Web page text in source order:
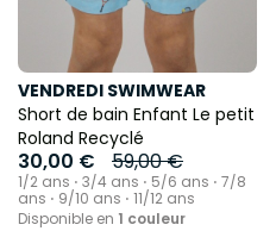
VENDREDI SWIMWEAR
Short de bain Enfant Le petit
Roland Recyclé
30,00 € 59,00 €
1/2 ans ⋅ 3/4 ans ⋅ 5/6 ans ⋅ 7/8
ans ⋅ 9/10 ans ⋅ 11/12 ans
Disponible en 1 couleur